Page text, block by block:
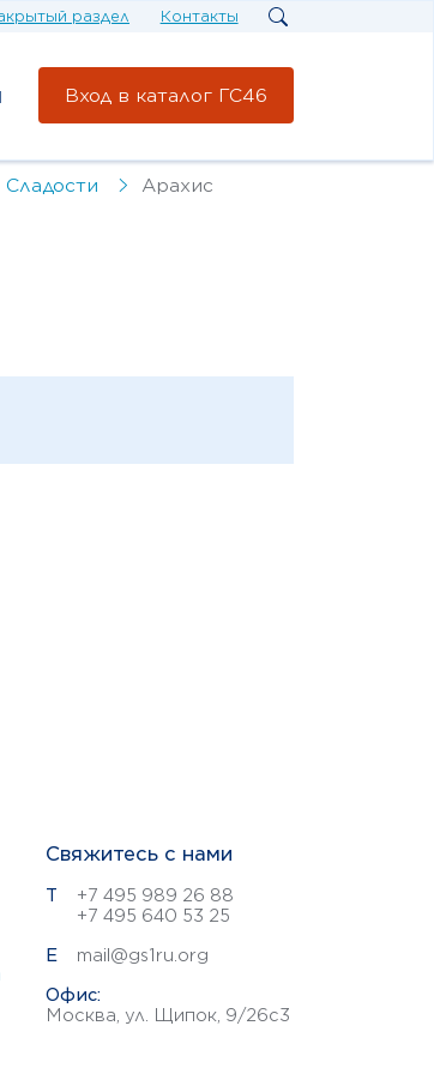
раздел Контакты
Вход в каталог ГС46
Сладости Арахис
Свяжитесь с нами
Т
+7 495 989 26 88
+7 495 640 53 25
E mail@gs1ru.org
Офис:
Москва, ул. Щипок, 9/26с3